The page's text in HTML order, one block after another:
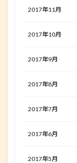
2017年11月
2017年10月
2017年9月
2017年8月
2017年7月
2017年6月
2017年5月